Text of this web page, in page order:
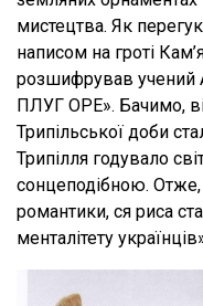
мистецтва. Як
написом на гроті
розшифрував учений
ПЛУГ ОРЕ». Бачимо,
Трипільської доби
Трипілля годувало
сонцеподібною. Отже,
романтики, ся риса
менталітету